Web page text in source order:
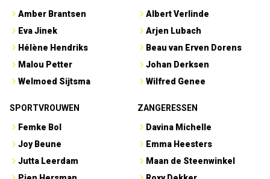
Amber Brantsen
Eva Jinek
Hélène Hendriks
Malou Petter
Welmoed Sijtsma
Albert Verlinde
Arjen Lubach
Beau van Erven Dorens
Johan Derksen
Wilfred Genee
SPORTVROUWEN
Femke Bol
Joy Beune
Jutta Leerdam
ZANGERESSEN
Davina Michelle
Emma Heesters
Maan de Steenwinkel